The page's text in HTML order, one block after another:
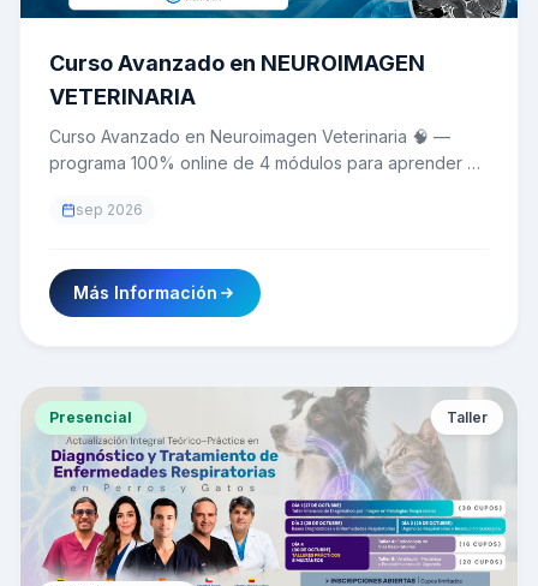
Curso Avanzado en NEUROIMAGEN
VETERINARIA
Curso Avanzado en Neuroimagen Veterinaria 🧠 —
programa 100% online de 4 módulos para aprender a
ecografía, TC y RM en el diagnóstico de
periféricos, hasta la planificación neuroquirúrgica y el
paciente neurocrítico. Dictado por 13 conferencistas
internacionales 🇩🇪🇺🇸🇪🇸🇮🇹🇧🇷. 📅 Del 22 de
septiembre de 2026 al 26 de enero de 2027. Cupos
sep 2026
Más Información
Presencial Taller